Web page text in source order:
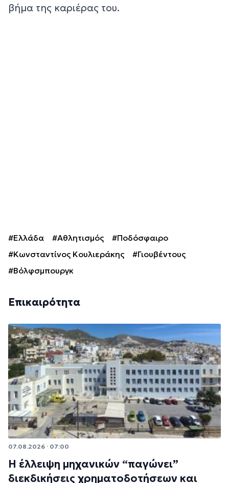
βήμα της καριέρας του.
#Ελλάδα #Αθλητισμός
#Ποδόσφαιρο
#Κωνσταντίνος Κουλιεράκης
#Γιουβέντους
#Βόλφσμπουργκ
Επικαιρότητα
07.08.2026 · 07:00
Η έλλειψη μηχανικών “παγώνει”
διεκδικήσεις χρηματοδοτήσεων και